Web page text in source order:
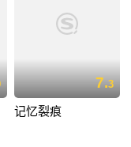
7.3
记忆裂痕